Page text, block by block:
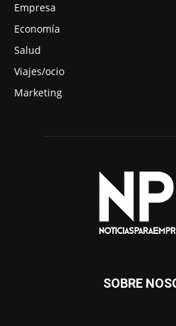
Empresa
Economía
Salud
Viajes/ocio
Marketing
SOBRE